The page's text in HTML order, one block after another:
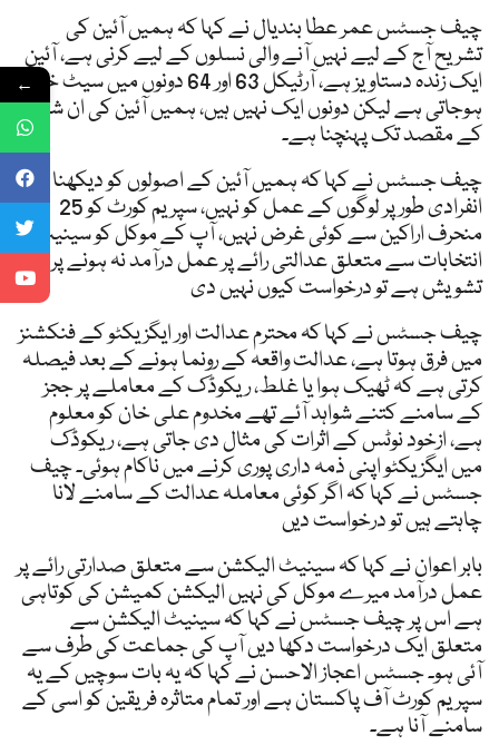
چیف جسٹس عمر عطا بندیال نے کہا کہ ہمیں آئین کی
تشریح آج کے لیے نہیں آنے والی نسلوں کے لیے کرنی ہے، آئین
ایک زندہ دستاویز ہے، آرٹیکل 63 اور 64 دونوں میں سیٹ خالی
ہوجاتی ہے لیکن دونوں ایک نہیں ہیں، ہمیں آئین کی ان شقوں
کے مقصد تک پہنچنا ہے۔
چیف جسٹس نے کہا کہ ہمیں آئین کے اصولوں کو دیکھنا ہے
انفرادی طور پر لوگوں کے عمل کو نہیں، سپریم کورٹ کو 25
منحرف اراکین سے کوئی غرض نہیں، آپ کے موکل کو سینیٹ
انتخابات سے متعلق عدالتی رائے پر عمل درآمد نہ ہونے پر
تشویش ہے تو درخواست کیوں نہیں دی
چیف جسٹس نے کہا کہ محترم عدالت اور ایگزیکٹو کے فنکشنز
میں فرق ہوتا ہے، عدالت واقعہ کے رونما ہونے کے بعد فیصلہ
کرتی ہے کہ ٹھیک ہوا یا غلط، ریکوڈک کے معاملے پر ججز
کے سامنے کتنے شواہد آئے تھے مخدوم علی خان کو معلوم
ہے، ازخود نوٹس کے اثرات کی مثال دی جاتی ہے، ریکوڈک
میں ایگزیکٹو اپنی ذمہ داری پوری کرنے میں ناکام ہوئی۔ چیف
جسٹس نے کہا کہ اگر کوئی معاملہ عدالت کے سامنے لانا
چاہتے ہیں تو درخواست دیں
بابر اعوان نے کہا کہ سینیٹ الیکشن سے متعلق صدارتی رائے پر
عمل درآمد میرے موکل کی نہیں الیکشن کمیشن کی کوتاہی
ہے اس پر چیف جسٹس نے کہا کہ سینیٹ الیکشن سے
متعلق ایک درخواست دکھا دیں آپ کی جماعت کی طرف سے
آئی ہو۔ جسٹس اعجاز الاحسن نے کہا کہ یہ بات سوچیں کے یہ
سپریم کورٹ آف پاکستان ہے اور تمام متاثرہ فریقین کو اسی کے
سامنے آنا ہے۔
←